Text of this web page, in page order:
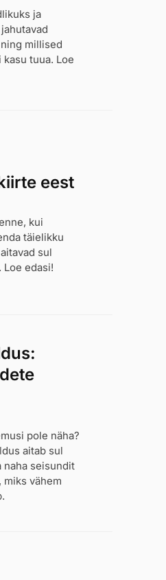
ja
millised
tuua. Loe
eest
kui
täielikku
sul
edasi!
pole näha?
aitab sul
naha seisundit
miks vähem